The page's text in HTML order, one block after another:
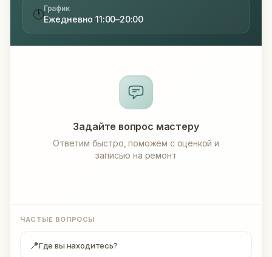
🕐График
Ежедневно 11:00–20:00
Задайте вопрос мастеру
Ответим быстро, поможем с оценкой и
записью на ремонт
ЧАСТЫЕ ВОПРОСЫ
📍Где вы находитесь?